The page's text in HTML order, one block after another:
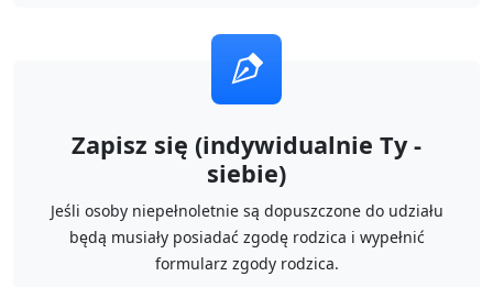
Zapisz się (indywidualnie Ty -
siebie)
Jeśli osoby niepełnoletnie są dopuszczone do udziału
będą musiały posiadać zgodę rodzica i wypełnić
formularz zgody rodzica.